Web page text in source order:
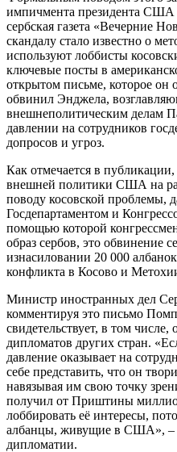
импичмента президента США
сербская газета «Вечерние
скандалу стало известно о
используют лоббисты
ключевые посты в
открытом письме, которое он
обвинил Энджела,
внешнеполитическим делам
давлении на сотрудников
допросов и угроз.
Как отмечается в
внешней политики США на
поводу косовской проблемы,
Госдепартаментом и
помощью которой
образ сербов, это обвинение
изнасиловании 20 000
конфликта в Косово и
Министр иностранных дел
комментируя это письмо
свидетельствует, в том
дипломатов других стран.
давление оказывает на
себе представить, что он
навязывая им свою точку
получил от Приштины
лоббировать её интересы,
албанцы, живущие в США», –
дипломатии.